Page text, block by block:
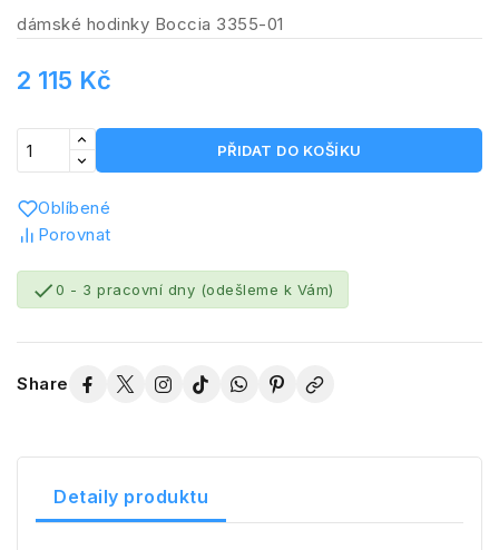
dámské hodinky Boccia 3355-01
2 115 Kč
PŘIDAT DO KOŠÍKU
Oblíbené
Porovnat
0 - 3 pracovní dny (odešleme k Vám)
Share
Detaily produktu